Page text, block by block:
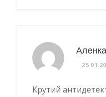
Аленка
Крутий